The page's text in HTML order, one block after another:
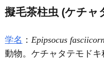
擬毛茶柱虫 (ケチャ
学名 ： Epipsocus
動物。ケチャタテモドキ